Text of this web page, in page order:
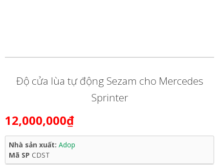
Độ cửa lùa tự động Sezam cho Mercedes
Sprinter
12,000,000₫
Nhà sản xuất: Adop
Mã SP CDST